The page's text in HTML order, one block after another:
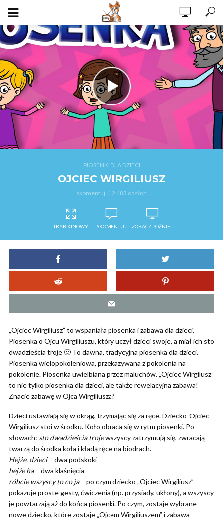
PIOSENKI DLA DZIECI
OJCIEC WIRGILIUSZ
skomentuj 2 483 odsłon
TRYB KINOWY SKOMENTUJ ZOBACZ PÓŹNIEJ
„Ojciec Wirgiliusz” to wspaniała piosenka i zabawa dla dzieci.
Piosenka o Ojcu Wirgiliuszu, który uczył dzieci swoje, a miał ich sto
dwadzieścia troje 🙂 To dawna, tradycyjna piosenka dla dzieci.
Piosenka wielopokoleniowa, przekazywana z pokolenia na
pokolenie. Piosenka uwielbiana przez maluchów. „Ojciec Wirgilusz”
to nie tylko piosenka dla dzieci, ale także rewelacyjna zabawa!
Znacie zabawę w Ojca Wirgiliusza?
Dzieci ustawiają się w okrąg, trzymając się za ręce. Dziecko-Ojciec
Wirgiliusz stoi w środku. Koło obraca się w rytm piosenki. Po
słowach: sto dwadzieścia trojewszyscy zatrzymują się, zwracają
twarzą do środka koła i kładą ręce na biodrach.
Hejże, dzieci– dwa podskoki
hejże ha– dwa klaśnięcia
róbcie wszyscy to co ja– po czym dziecko „Ojciec Wirgiliusz”
pokazuje proste gesty, ćwiczenia (np. przysiady, ukłony), a wszyscy
je powtarzają aż do końca piosenki. Po czym, zostaje wybrane
nowe dziecko, które zostaje „Ojcem Wirgiliuszem” i zabawa